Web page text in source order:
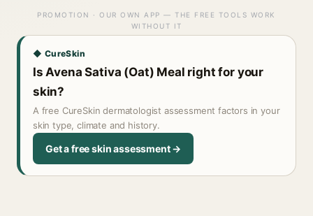
PROMOTION · OUR OWN APP — THE FREE TOOLS WORK
WITHOUT IT
◆ CureSkin
Is Avena Sativa (Oat) Meal right for your
skin?
A free CureSkin dermatologist assessment factors in your
skin type, climate and history.
Get a free skin assessment →